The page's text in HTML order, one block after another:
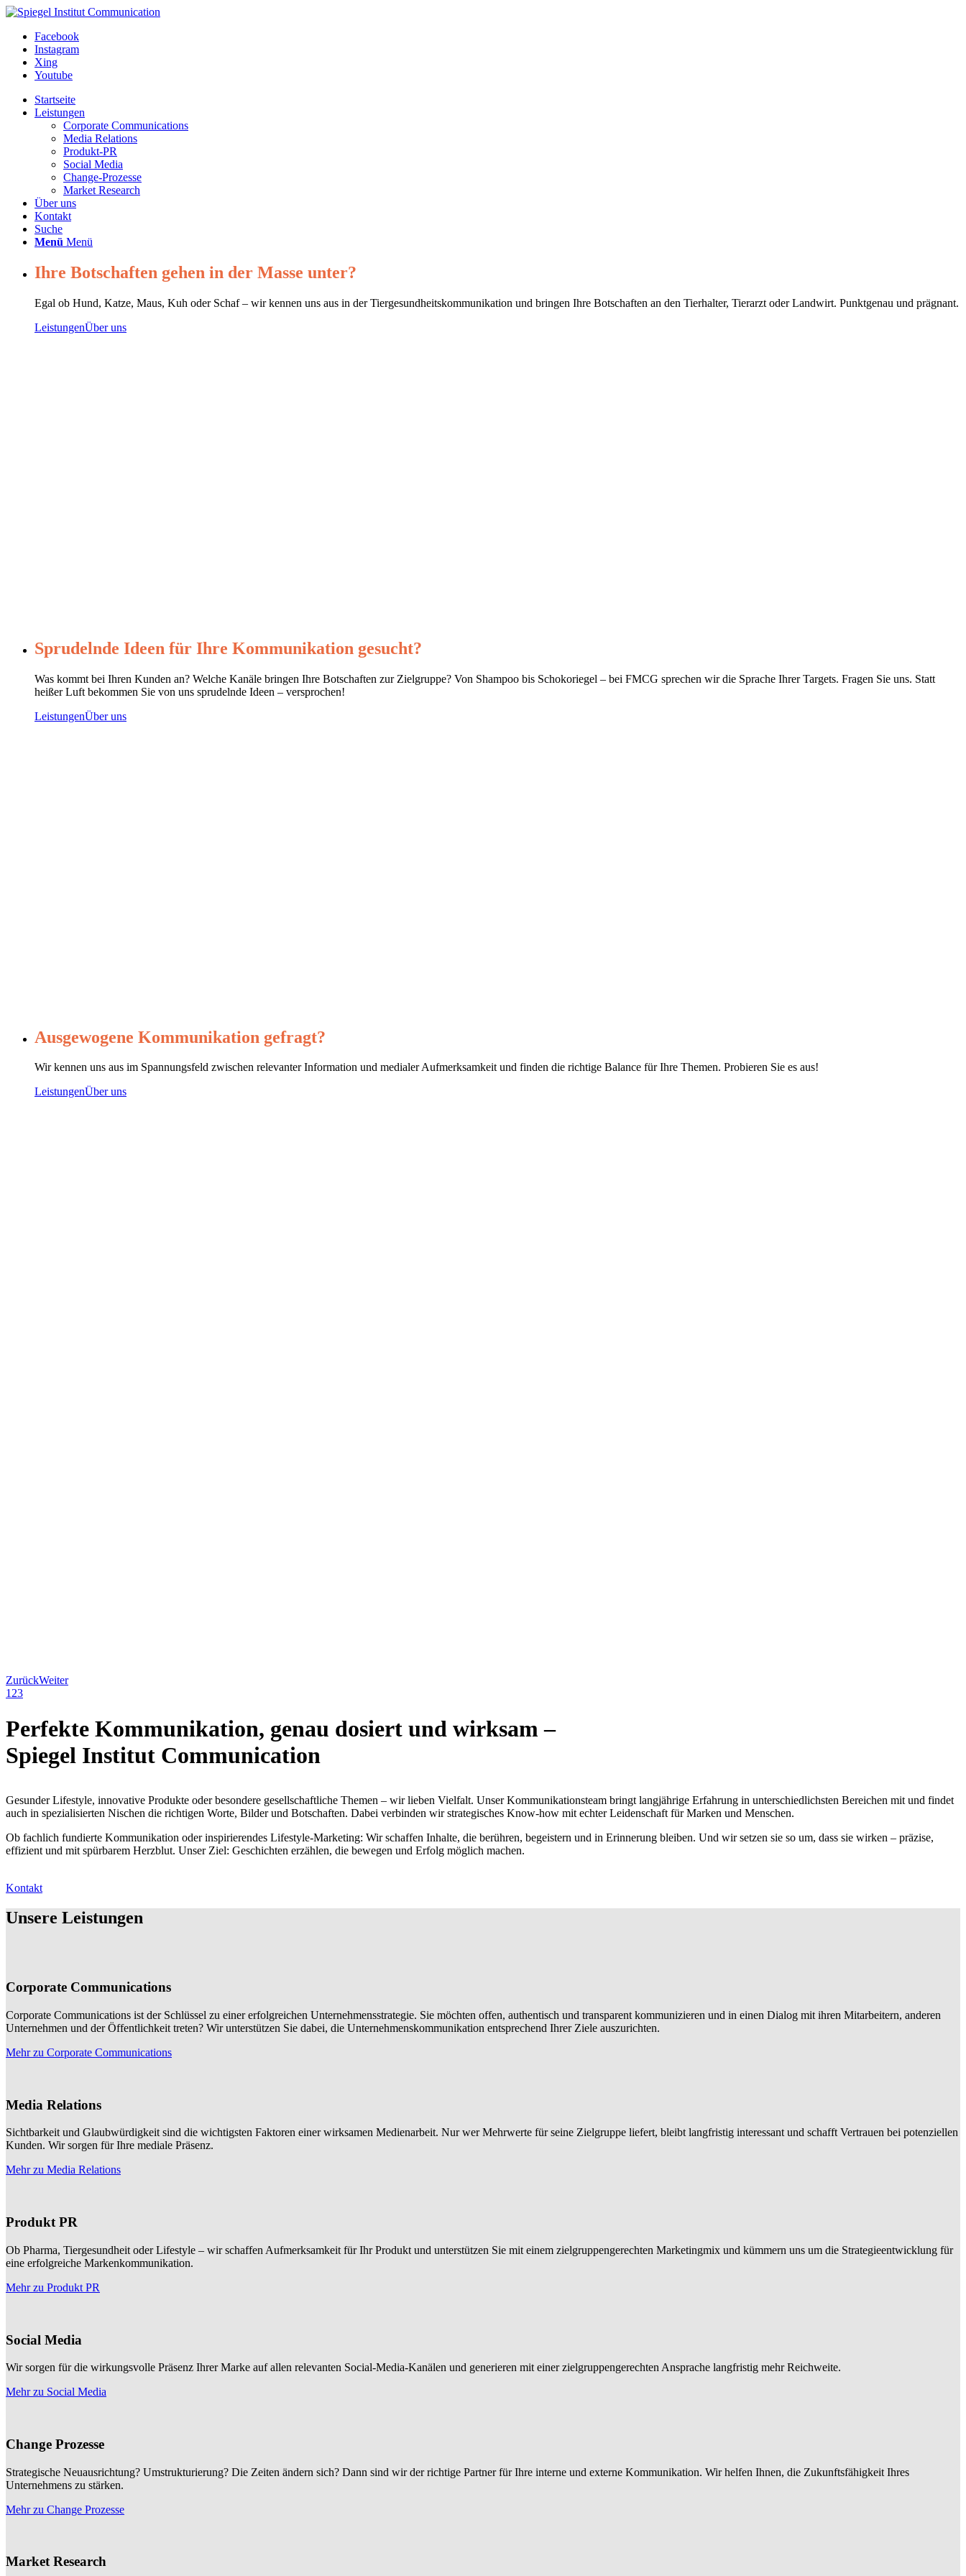
Facebook
Instagram
Xing
Youtube
Startseite
Leistungen
Corporate Communications
Media Relations
Produkt-PR
Social Media
Change-Prozesse
Market Research
Über uns
Kontakt
Suche
Menü Menü
Ihre Botschaften gehen in der Masse unter?
Egal ob Hund, Katze, Maus, Kuh oder Schaf – wir kennen uns aus in der Tiergesundheitskommunikation und bringen Ihre Botschaften an den Tierhalter, Tierarzt oder Landwirt. Punktgenau und prägnant.
LeistungenÜber uns
Sprudelnde Ideen für Ihre Kommunikation gesucht?
Was kommt bei Ihren Kunden an? Welche Kanäle bringen Ihre Botschaften zur Zielgruppe? Von Shampoo bis Schokoriegel – bei FMCG sprechen wir die Sprache Ihrer Targets. Fragen Sie uns. Statt
heißer Luft bekommen Sie von uns sprudelnde Ideen – versprochen!
LeistungenÜber uns
Ausgewogene Kommunikation gefragt?
Wir kennen uns aus im Spannungsfeld zwischen relevanter Information und medialer Aufmerksamkeit und finden die richtige Balance für Ihre Themen. Probieren Sie es aus!
LeistungenÜber uns
ZurückWeiter
1 23
Perfekte Kommunikation, genau dosiert und wirksam –
Spiegel Institut Communication
Gesunder Lifestyle, innovative Produkte oder besondere gesellschaftliche Themen – wir lieben Vielfalt. Unser Kommunikationsteam bringt langjährige Erfahrung in unterschiedlichsten Bereichen mit und findet
auch in spezialisierten Nischen die richtigen Worte, Bilder und Botschaften. Dabei verbinden wir strategisches Know-how mit echter Leidenschaft für Marken und Menschen.
Ob fachlich fundierte Kommunikation oder inspirierendes Lifestyle-Marketing: Wir schaffen Inhalte, die berühren, begeistern und in Erinnerung bleiben. Und wir setzen sie so um, dass sie wirken – präzise,
effizient und mit spürbarem Herzblut. Unser Ziel: Geschichten erzählen, die bewegen und Erfolg möglich machen.
Kontakt
Unsere Leistungen
Corporate Communications
Corporate Communications ist der Schlüssel zu einer erfolgreichen Unternehmensstrategie. Sie möchten offen, authentisch und transparent kommunizieren und in einen Dialog mit ihren Mitarbeitern, anderen
Unternehmen und der Öffentlichkeit treten? Wir unterstützen Sie dabei, die Unternehmenskommunikation entsprechend Ihrer Ziele auszurichten.
Mehr zu Corporate Communications
Media Relations
Sichtbarkeit und Glaubwürdigkeit sind die wichtigsten Faktoren einer wirksamen Medienarbeit. Nur wer Mehrwerte für seine Zielgruppe liefert, bleibt langfristig interessant und schafft Vertrauen bei potenziellen
Kunden. Wir sorgen für Ihre mediale Präsenz.
Mehr zu Media Relations
Produkt PR
Ob Pharma, Tiergesundheit oder Lifestyle – wir schaffen Aufmerksamkeit für Ihr Produkt und unterstützen Sie mit einem zielgruppengerechten Marketingmix und kümmern uns um die Strategieentwicklung für
eine erfolgreiche Markenkommunikation.
Mehr zu Produkt PR
Social Media
Wir sorgen für die wirkungsvolle Präsenz Ihrer Marke auf allen relevanten Social-Media-Kanälen und generieren mit einer zielgruppengerechten Ansprache langfristig mehr Reichweite.
Mehr zu Social Media
Change Prozesse
Strategische Neuausrichtung? Umstrukturierung? Die Zeiten ändern sich? Dann sind wir der richtige Partner für Ihre interne und externe Kommunikation. Wir helfen Ihnen, die Zukunftsfähigkeit Ihres
Unternehmens zu stärken.
Mehr zu Change Prozesse
Market Research